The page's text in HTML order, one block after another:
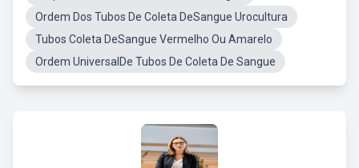
Ordem Dos Tubos De Coleta DeSangue Urocultura
Tubos Coleta DeSangue Vermelho Ou Amarelo
Ordem UniversalDe Tubos De Coleta De Sangue